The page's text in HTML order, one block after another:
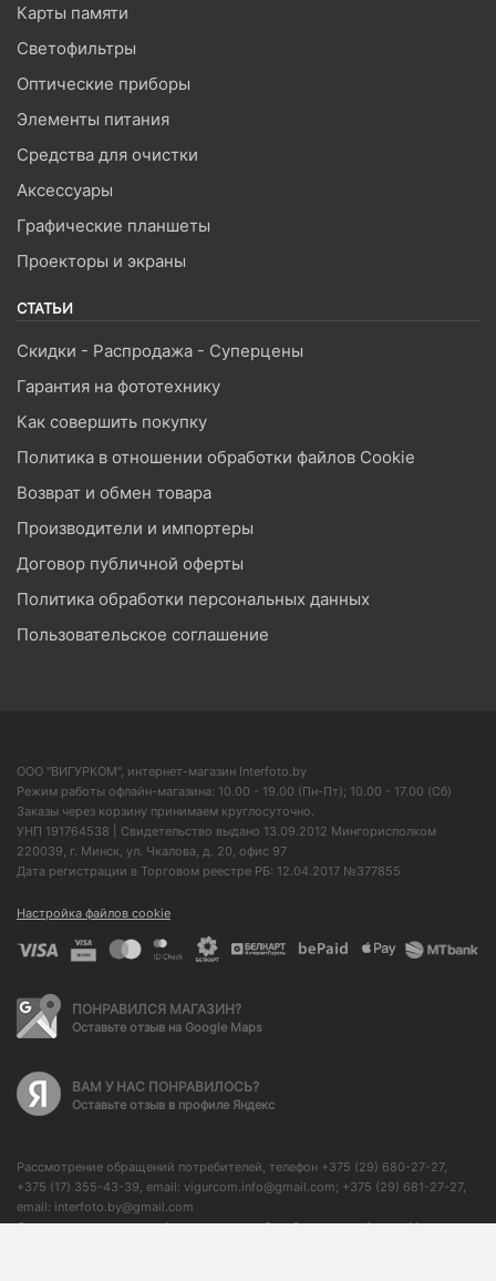
Карты памяти
Светофильтры
Оптические приборы
Элементы питания
Средства для очистки
Аксессуары
Графические планшеты
Проекторы и экраны
СТАТЬИ
Скидки - Распродажа - Суперцены
Гарантия на фототехнику
Как совершить покупку
Политика в отношении обработки файлов Cookie
Возврат и обмен товара
Производители и импортеры
Договор публичной оферты
Политика обработки персональных данных
Пользовательское соглашение
ООО "ВИГУРКОМ", интернет-магазин Interfoto.by
Режим работы офлайн-магазина: 10.00 - 19.00 (Пн-Пт); 10.00 - 17.00 (Сб)
Заказы через корзину принимаем круглосуточно.
УНП 191764538 | Свидетельство выдано 13.09.2012 Мингорисполком
220039, г. Минск, ул. Чкалова, д. 20, офис 97
Дата регистрации в Торговом реестре РБ: 12.04.2017 №377855
Настройка файлов cookie
ПОНРАВИЛСЯ МАГАЗИН?
Оставьте отзыв на Google Maps
ВАМ У НАС ПОНРАВИЛОСЬ?
Оставьте отзыв в профиле Яндекс
Рассмотрение обращений потребителей, телефон +375 (29) 680-27-27,
+375 (17) 355-43-39, email: vigurcom.info@gmail.com; +375 (29) 681-27-27,
email: interfoto.by@gmail.com
Отдел торговли и услуг Администрации Октябрьского района г. Минска: +